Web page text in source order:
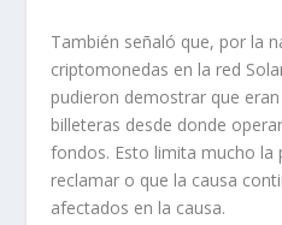
También señaló que, por la
criptomonedas en la red
pudieron demostrar que
billeteras desde donde
fondos. Esto limita mucho la
reclamar o que la causa
afectados en la causa.